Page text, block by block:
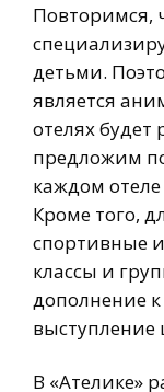
Повторимся,
детьми.
является
отелях будет
предложим
каждом отеле
Кроме того,
спортивные
классы и
дополнение
В «Ателике»